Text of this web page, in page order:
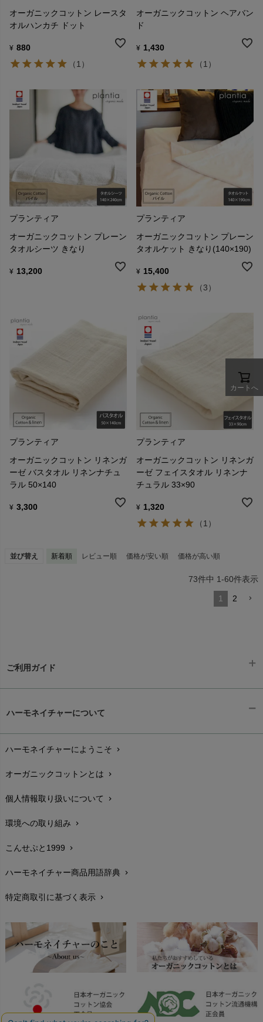
オーガニックコットン レースタ
オルハンカチ ドット
¥ 880
（1）
オーガニックコットン ヘアバン
ド
¥ 1,430
（1）
プランティア
オーガニックコットン プレーン
タオルシーツ きなり
¥ 13,200
プランティア
オーガニックコットン プレーン
タオルケット きなり(140×190)
¥ 15,400
（3）
プランティア
オーガニックコットン リネンガ
ーゼ バスタオル リネンナチュ
ラル 50×140
¥ 3,300
プランティア
オーガニックコットン リネンガ
ーゼ フェイスタオル リネンナ
チュラル 33×90
¥ 1,320
（1）
並び替え 新着順 レビュー順 価格が安い順 価格が高い順
73件中 1-60件表示
1 2
カートへ
ご利用ガイド
配送と送料chevron_right
在庫状況と発送予定chevron_right
サイズ・寸法chevron_right
生地・素材chevron_right
お手入れについて
レビューを書こうchevron_right
返品交換chevron_right
FAXでのご注文
お問い合わせchevron_right
ハーモネイチャーについて
ハーモネイチャーにようこそ chevron_right
オーガニックコットンとは chevron_right
個人情報取り扱いについて chevron_right
環境への取り組み chevron_right
こんせぷと1999 chevron_right
ハーモネイチャー商品用語辞典 chevron_right
特定商取引に基づく表示 chevron_right